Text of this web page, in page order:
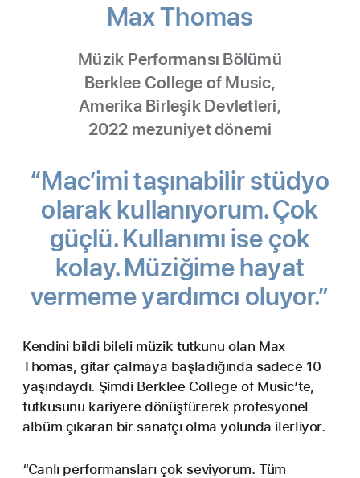
Max Thomas
Music
Müzik Performansı Bölümü
Berklee College of Music,
Amerika Birleşik Devletleri,
2022 mezuniyet dönemi
“Mac’imi taşınabilir stüdyo
olarak kullanıyorum. Çok
güçlü. Kullanımı ise çok
kolay. Müziğime hayat
vermeme yardımcı oluyor.”
Kendini bildi bileli müzik tutkunu olan Max
Thomas, gitar çalmaya başladığında sadece 10
yaşındaydı. Şimdi Berklee College of Music’te,
tutkusunu kariyere dönüştürerek profesyonel
albüm çıkaran bir sanatçı olma yolunda ilerliyor.
“Canlı performansları çok seviyorum. Tüm